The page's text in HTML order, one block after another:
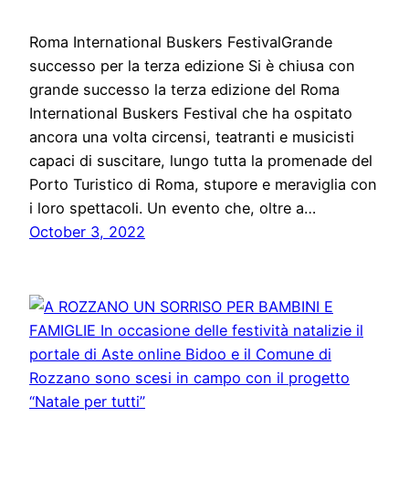
Roma International Buskers FestivalGrande
successo per la terza edizione Si è chiusa con
grande successo la terza edizione del Roma
International Buskers Festival che ha ospitato
ancora una volta circensi, teatranti e musicisti
capaci di suscitare, lungo tutta la promenade del
Porto Turistico di Roma, stupore e meraviglia con
i loro spettacoli. Un evento che, oltre a…
October 3, 2022